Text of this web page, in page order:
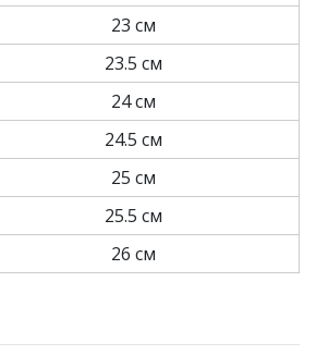
23 см
23.5 см
24 см
24.5 см
25 см
25.5 см
26 см